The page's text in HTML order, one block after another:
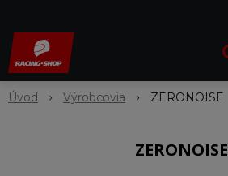
Úvod Výrobcovia ZERONOISE
ZERONOISE